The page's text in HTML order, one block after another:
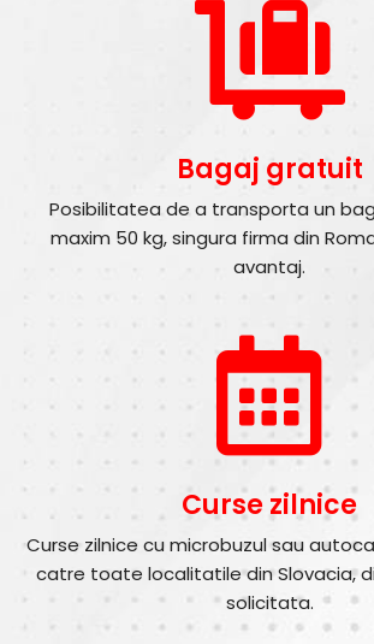
Bagaj gratuit
Posibilitatea de a transporta un
maxim 50 kg, singura firma din
avantaj.
Curse zilnice
Curse zilnice cu microbuzul sau
catre toate localitatile din Slovacia,
solicitata.